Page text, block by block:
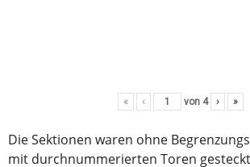
« ‹ von 4 › »
Die Sektionen waren ohne
mit durchnummerierten Toren